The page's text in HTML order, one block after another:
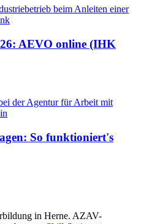
AEVO online (IHK
So funktioniert's
in Herne. AZAV-